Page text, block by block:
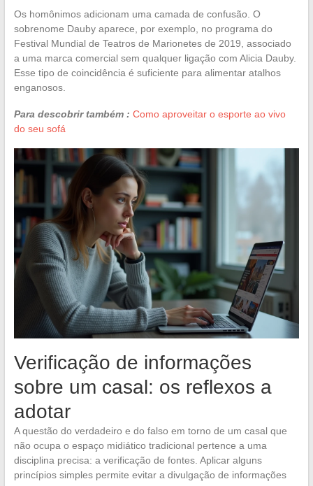
Os homônimos adicionam uma camada de confusão. O
sobrenome Dauby aparece, por exemplo, no programa do
Festival Mundial de Teatros de Marionetes de 2019, associado
a uma marca comercial sem qualquer ligação com Alicia Dauby.
Esse tipo de coincidência é suficiente para alimentar atalhos
enganosos.
Para descobrir também : Como aproveitar o esporte ao vivo
do seu sofá
Verificação de informações
sobre um casal: os reflexos a
adotar
A questão do verdadeiro e do falso em torno de um casal que
não ocupa o espaço midiático tradicional pertence a uma
disciplina precisa: a verificação de fontes. Aplicar alguns
princípios simples permite evitar a divulgação de informações